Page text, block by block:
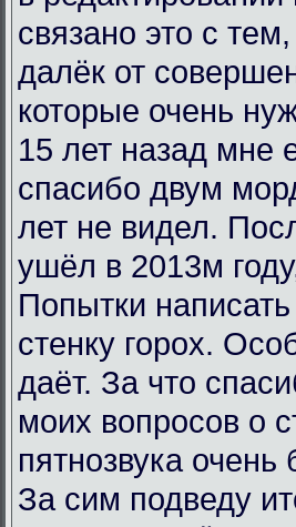
связано это с
далёк от
которые очень
15 лет назад мне
спасибо двум
лет не видел.
ушёл в 2013м
Попытки
стенку горох.
даёт. За что
моих вопросов о
пятнозвука очень
За сим подведу